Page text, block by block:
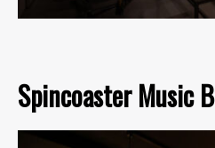
Spincoaster Music